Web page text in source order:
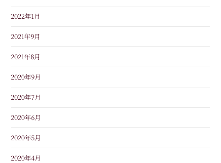
2022年1月
2021年9月
2021年8月
2020年9月
2020年7月
2020年6月
2020年5月
2020年4月